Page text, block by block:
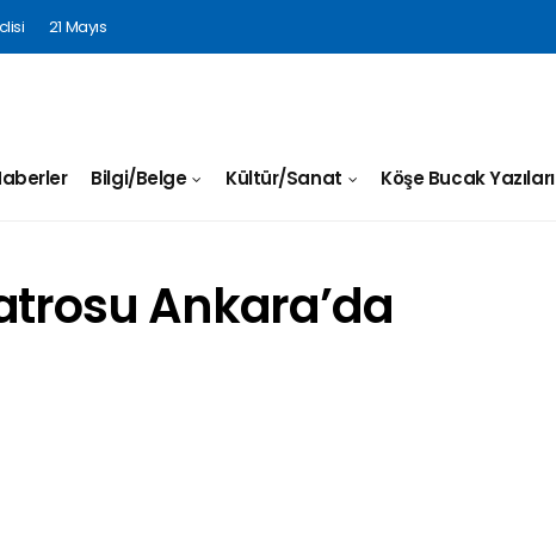
21 Mayıs
Bilgi/Belge Kültür/Sanat Köşe Bucak Yazıları
Ankara’da